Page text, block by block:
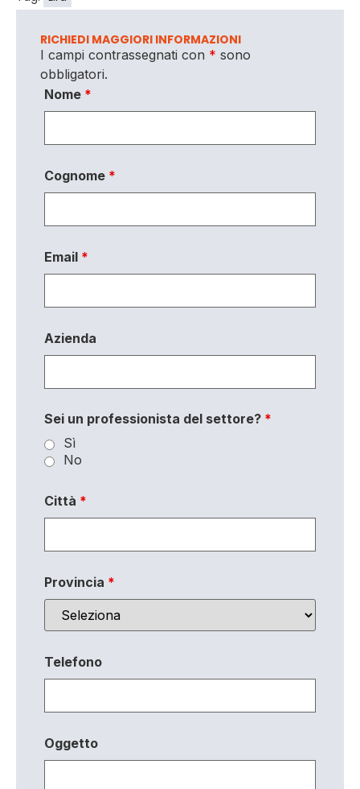
RICHIEDI MAGGIORI INFORMAZIONI
I campi contrassegnati con * sono
obbligatori.
Nome *
Cognome *
Email *
Azienda
Sei un professionista del settore? *
Sì
No
Città *
Provincia *
Telefono
Oggetto